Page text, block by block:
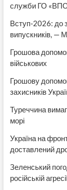
служби ГО «ВПО
Вступ-2026: до
випускників, —
Грошова
військових
Грошову
захисників
Туреччина
морі
Україна на
доставлений
Зеленський
російській